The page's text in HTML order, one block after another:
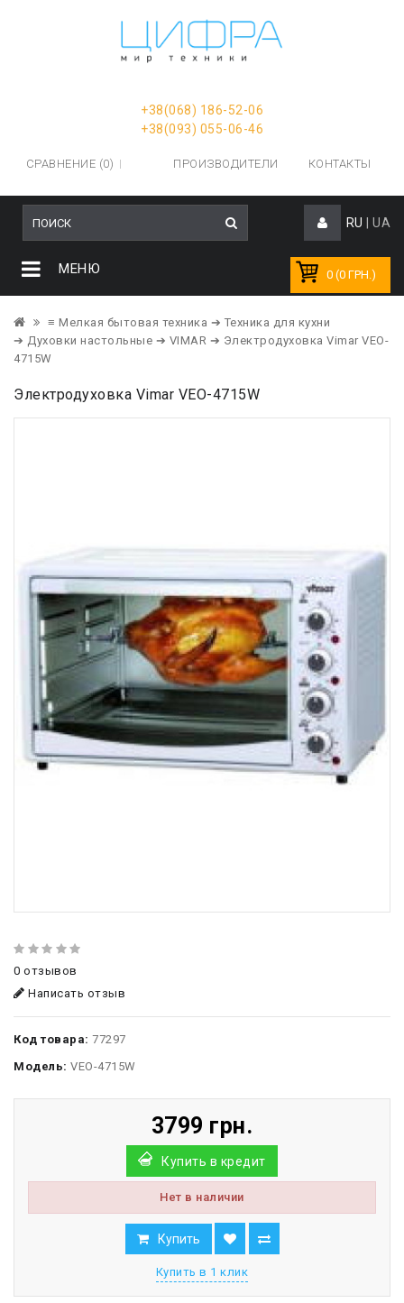
+38(068) 186-52-06
+38(093) 055-06-46
СРАВНЕНИЕ (0) ПРОИЗВОДИТЕЛИ КОНТАКТЫ
RU UA
0 (0 ГРН.)
МЕНЮ
≡ Мелкая бытовая техника ➔ Техника для кухни
➔ Духовки настольные ➔ VIMAR ➔ Электродуховка Vimar VEO-
4715W
Электродуховка Vimar VEO-4715W
0 отзывов
Написать отзыв
Код товара: 77297
Модель: VEO-4715W
3799 грн.
Купить в кредит
Нет в наличии
Купить
Купить в 1 клик